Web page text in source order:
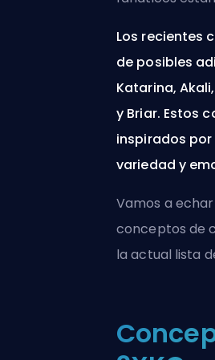
Los recientes
de posibles
Katarina,
y Briar. Estos
inspirados
variedad y
Vamos a
conceptos de
la actual lista